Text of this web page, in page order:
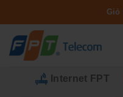
qua
dung
Giỏ
Internet FPT